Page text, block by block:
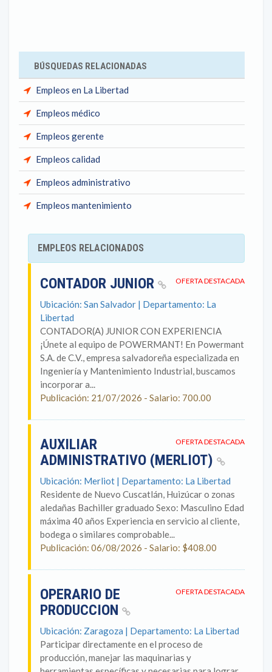
BÚSQUEDAS RELACIONADAS
Empleos en La Libertad
Empleos médico
Empleos gerente
Empleos calidad
Empleos administrativo
Empleos mantenimiento
EMPLEOS RELACIONADOS
OFERTA DESTACADA
CONTADOR JUNIOR
Ubicación: San Salvador | Departamento: La
Libertad
CONTADOR(A) JUNIOR CON EXPERIENCIA
¡Únete al equipo de POWERMANT! En Powermant
S.A. de C.V., empresa salvadoreña especializada en
Ingeniería y Mantenimiento Industrial, buscamos
incorporar a...
Publicación: 21/07/2026 - Salario: 700.00
OFERTA DESTACADA
AUXILIAR
ADMINISTRATIVO (MERLIOT)
Ubicación: Merliot | Departamento: La Libertad
Residente de Nuevo Cuscatlán, Huizúcar o zonas
aledañas Bachiller graduado Sexo: Masculino Edad
máxima 40 años Experiencia en servicio al cliente,
bodega o similares comprobable...
Publicación: 06/08/2026 - Salario: $408.00
OFERTA DESTACADA
OPERARIO DE
PRODUCCION
Ubicación: Zaragoza | Departamento: La Libertad
Participar directamente en el proceso de
producción, manejar las maquinarias y